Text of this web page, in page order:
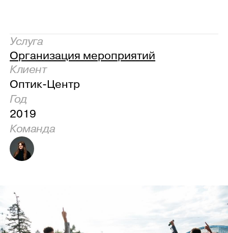
Услуга
Организация мероприятий
Клиент
Оптик-Центр
Год
2019
Команда